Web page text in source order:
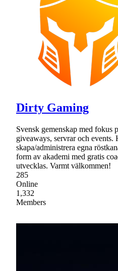
Dirty Gaming
Svensk gemenskap med fokus
giveaways, servrar och events.
skapa/administrera egna
form av akademi med gratis
utvecklas. Varmt välkommen!
285
Online
1,332
Members